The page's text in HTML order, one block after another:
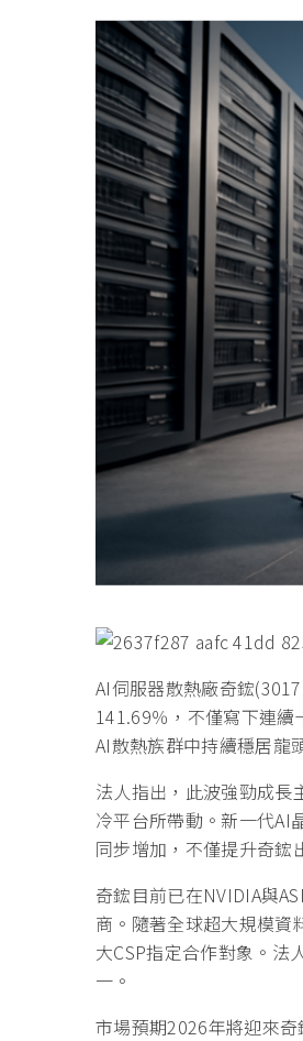
AI伺服器散熱廠奇鋐
141.69％，不僅寫下連
AI散熱族群中持續穩居龍
法人指出，此波強勁成長
冷平台所帶動。新一代AI
同步增加，不僅提升奇鋐
奇鋐目前已在NVIDIA與
商。隨著全球超大規模資
大CSP指定合作對象。法
一。
市場預期2026年將迎來